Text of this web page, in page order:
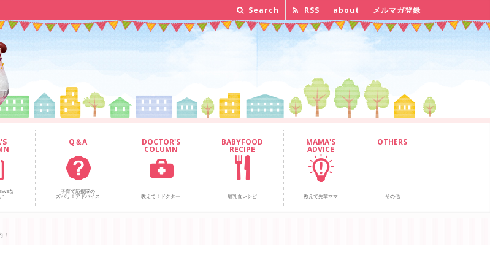
Search RSS about メルマガ登録
な
”
Q＆A
子育て応援隊の
ズバリ！アドバイス
DOCTOR'S
COLUMN
教えて！ドクター
BABYFOOD
RECIPE
離乳食レシピ
MAMA'S
ADVICE
教えて先輩ママ
OTHERS
その他